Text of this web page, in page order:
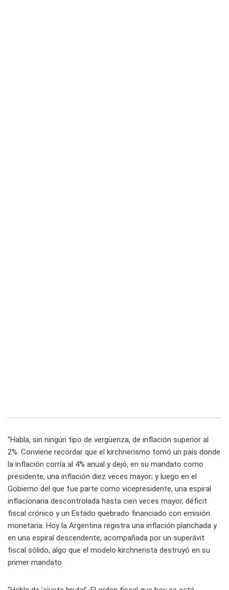
"Habla, sin ningún tipo de vergüenza, de inflación superior al
2%. Conviene recordar que el kirchnerismo tomó un país donde
la inflación corría al 4% anual y dejó, en su mandato como
presidente, una inflación diez veces mayor; y luego en el
Gobierno del que fue parte como vicepresidente, una espiral
inflacionaria descontrolada hasta cien veces mayor, déficit
fiscal crónico y un Estado quebrado financiado con emisión
monetaria. Hoy la Argentina registra una inflación planchada y
en una espiral descendente, acompañada por un superávit
fiscal sólido, algo que el modelo kirchnerista destruyó en su
primer mandato.